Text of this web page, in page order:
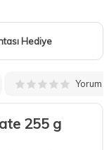
Hediye
Yorum
255 g